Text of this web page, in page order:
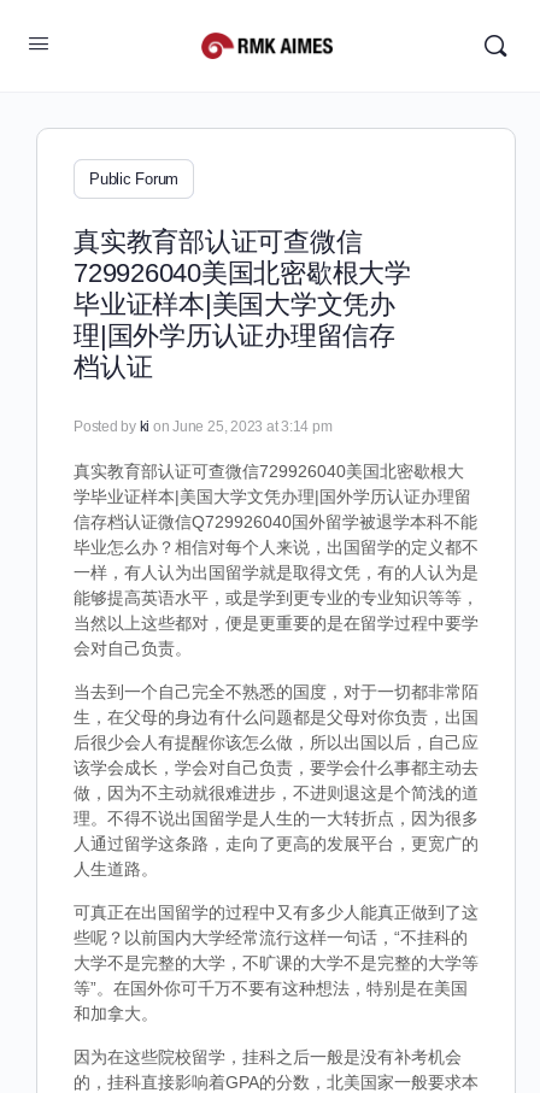
Public Forum
真实教育部认证可查微信
729926040美国北密歇根大学
毕业证样本|美国大学文凭办
理|国外学历认证办理留信存
档认证
Posted by ki on June 25, 2023 at 3:14 pm
真实教育部认证可查微信729926040美国北密歇根大
学毕业证样本|美国大学文凭办理|国外学历认证办理留
信存档认证微信Q729926040国外留学被退学本科不能
毕业怎么办？相信对每个人来说，出国留学的定义都不
一样，有人认为出国留学就是取得文凭，有的人认为是
能够提高英语水平，或是学到更专业的专业知识等等，
当然以上这些都对，便是更重要的是在留学过程中要学
会对自己负责。
当去到一个自己完全不熟悉的国度，对于一切都非常陌
生，在父母的身边有什么问题都是父母对你负责，出国
后很少会人有提醒你该怎么做，所以出国以后，自己应
该学会成长，学会对自己负责，要学会什么事都主动去
做，因为不主动就很难进步，不进则退这是个简浅的道
理。不得不说出国留学是人生的一大转折点，因为很多
人通过留学这条路，走向了更高的发展平台，更宽广的
人生道路。
可真正在出国留学的过程中又有多少人能真正做到了这
些呢？以前国内大学经常流行这样一句话，“不挂科的
大学不是完整的大学，不旷课的大学不是完整的大学等
等”。在国外你可千万不要有这种想法，特别是在美国
和加拿大。
因为在这些院校留学，挂科之后一般是没有补考机会
的，挂科直接影响着GPA的分数，北美国家一般要求本